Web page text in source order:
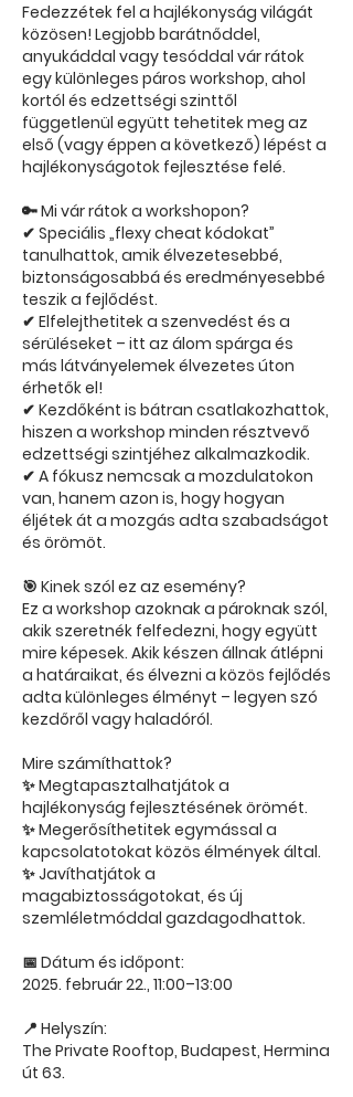
Fedezzétek fel a hajlékonyság világát
közösen! Legjobb barátnőddel,
anyukáddal vagy tesóddal vár rátok
egy különleges páros workshop, ahol
kortól és edzettségi szinttől
függetlenül együtt tehetitek meg az
első (vagy éppen a következő) lépést a
hajlékonyságotok fejlesztése felé.
🔑 Mi vár rátok a workshopon?
✔ Speciális „flexy cheat kódokat”
tanulhattok, amik élvezetesebbé,
biztonságosabbá és eredményesebbé
teszik a fejlődést.
✔ Elfelejthetitek a szenvedést és a
sérüléseket – itt az álom spárga és
más látványelemek élvezetes úton
érhetők el!
✔ Kezdőként is bátran csatlakozhattok,
hiszen a workshop minden résztvevő
edzettségi szintjéhez alkalmazkodik.
✔ A fókusz nemcsak a mozdulatokon
van, hanem azon is, hogy hogyan
éljétek át a mozgás adta szabadságot
és örömöt.
🎯 Kinek szól ez az esemény?
Ez a workshop azoknak a pároknak szól,
akik szeretnék felfedezni, hogy együtt
mire képesek. Akik készen állnak átlépni
a határaikat, és élvezni a közös fejlődés
adta különleges élményt – legyen szó
kezdőről vagy haladóról.
Mire számíthattok?
✨ Megtapasztalhatjátok a
hajlékonyság fejlesztésének örömét.
✨ Megerősíthetitek egymással a
kapcsolatotokat közös élmények által.
✨ Javíthatjátok a
magabiztosságotokat, és új
szemléletmóddal gazdagodhattok.
📅 Dátum és időpont:
2025. február 22., 11:00–13:00
📍 Helyszín:
The Private Rooftop, Budapest, Hermina
út 63.